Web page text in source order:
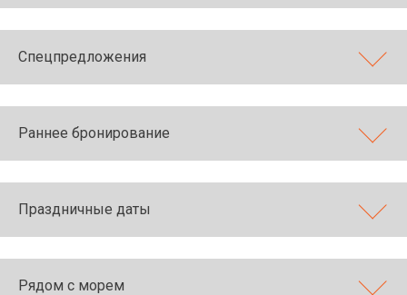
Спецпредложения
Раннее бронирование
Праздничные даты
Рядом с морем